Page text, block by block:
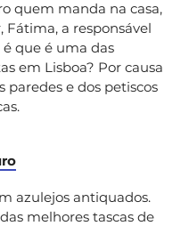
quem manda na casa,
a responsável
que é uma das
em Lisboa? Por causa
paredes e dos petiscos
azulejos antiquados.
melhores tascas de